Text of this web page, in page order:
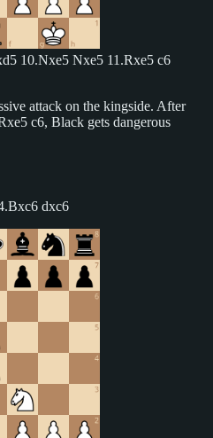
10.Nxe5 Nxe5 11.Rxe5 c6
attack on the kingside. After
c6, Black gets dangerous
dxc6